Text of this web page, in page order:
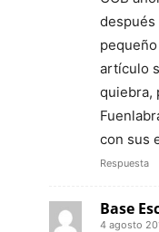
después
artículo
quiebra,
con sus
Respuesta
Base
4 agosto